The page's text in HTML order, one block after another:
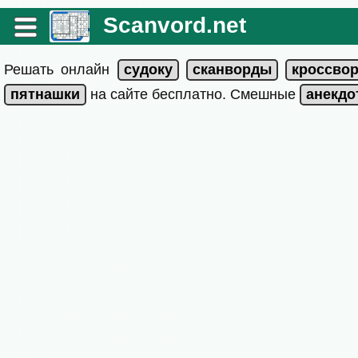
Scanvord.net
Решать онлайн
на сайте бесплатно. Смешные